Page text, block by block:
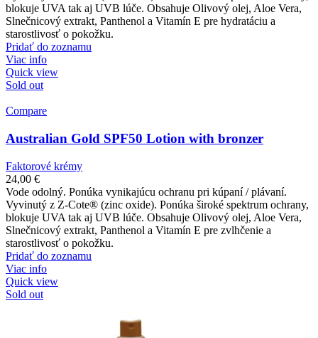
blokuje UVA tak aj UVB lúče. Obsahuje Olivový olej, Aloe Vera,
Slnečnicový extrakt, Panthenol a Vitamín E pre hydratáciu a
starostlivosť o pokožku.
Pridať do zoznamu
Viac info
Quick view
Sold out
Compare
Australian Gold SPF50 Lotion with bronzer
Faktorové krémy
24,00 €
Vode odolný. Ponúka vynikajúcu ochranu pri kúpaní / plávaní.
Vyvinutý z Z-Cote® (zinc oxide). Ponúka široké spektrum ochrany,
blokuje UVA tak aj UVB lúče. Obsahuje Olivový olej, Aloe Vera,
Slnečnicový extrakt, Panthenol a Vitamín E pre zvlhčenie a
starostlivosť o pokožku.
Pridať do zoznamu
Viac info
Quick view
Sold out